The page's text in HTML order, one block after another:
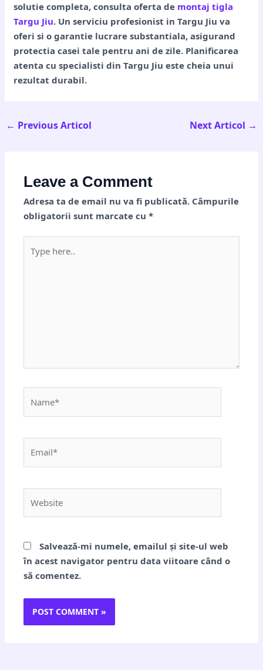
solutie completa, consulta oferta de montaj tigla
Targu Jiu. Un serviciu profesionist in Targu Jiu va
oferi si ogarantie lucrare substantiala, asigurand
protectia casei tale pentru ani de zile. Planificarea
atenta cu specialisti din Targu Jiu este cheia unui
rezultat durabil.
← Previous Articol Next Articol →
Leave a Comment
Adresa ta de email nu va fi publicată. Câmpurile
obligatorii sunt marcate cu*
here..
Salvează-mi numele, emailul și site-ul web
în acest navigator pentru data viitoare când o
să comentez.